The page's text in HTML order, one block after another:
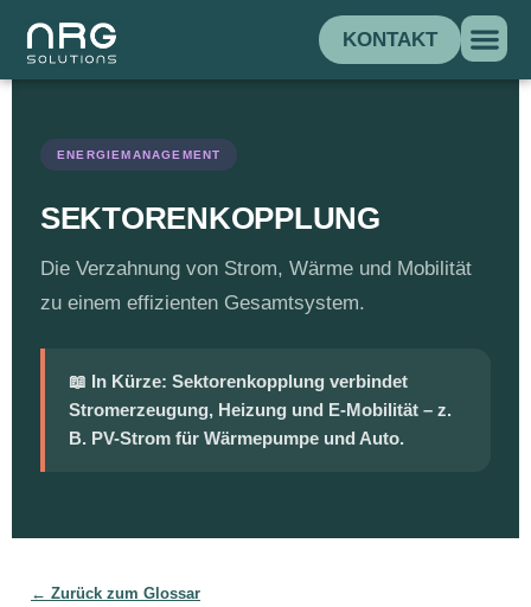
KONTAKT
ENERGIEMANAGEMENT
SEKTORENKOPPLUNG
Die Verzahnung von Strom, Wärme und Mobilität
zu einem effizienten Gesamtsystem.
📖 In Kürze: Sektorenkopplung verbindet
Stromerzeugung, Heizung und E-Mobilität – z.
B. PV-Strom für Wärmepumpe und Auto.
← Zurück zum Glossar